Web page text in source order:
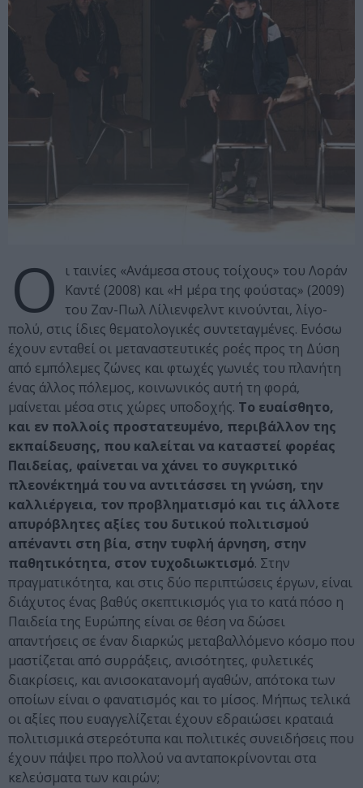
Ο
ι ταινίες «Ανάμεσα στους τοίχους» του Λοράν
Καντέ (2008) και «Η μέρα της φούστας» (2009)
του Ζαν-Πωλ Λίλιενφελντ κινούνται, λίγο-
πολύ, στις ίδιες θεματολογικές συντεταγμένες. Ενόσω
έχουν ενταθεί οι μεταναστευτικές ροές προς τη Δύση
από εμπόλεμες ζώνες και φτωχές γωνιές του πλανήτη
ένας άλλος πόλεμος, κοινωνικός αυτή τη φορά,
μαίνεται μέσα στις χώρες υποδοχής. Το ευαίσθητο,
και εν πολλοίς προστατευμένο, περιβάλλον της
εκπαίδευσης, που καλείται να καταστεί φορέας
Παιδείας, φαίνεται να χάνει το συγκριτικό
πλεονέκτημά του να αντιτάσσει τη γνώση, την
καλλιέργεια, τον προβληματισμό και τις άλλοτε
απυρόβλητες αξίες του δυτικού πολιτισμού
απέναντι στη βία, στην τυφλή άρνηση, στην
παθητικότητα, στον τυχοδιωκτισμό. Στην
πραγματικότητα, και στις δύο περιπτώσεις έργων, είναι
διάχυτος ένας βαθύς σκεπτικισμός για το κατά πόσο η
Παιδεία της Ευρώπης είναι σε θέση να δώσει
απαντήσεις σε έναν διαρκώς μεταβαλλόμενο κόσμο που
μαστίζεται από συρράξεις, ανισότητες, φυλετικές
διακρίσεις, και ανισοκατανομή αγαθών, απότοκα των
οποίων είναι ο φανατισμός και το μίσος. Μήπως τελικά
οι αξίες που ευαγγελίζεται έχουν εδραιώσει κραταιά
πολιτισμικά στερεότυπα και πολιτικές συνειδήσεις που
έχουν πάψει προ πολλού να ανταποκρίνονται στα
κελεύσματα των καιρών;